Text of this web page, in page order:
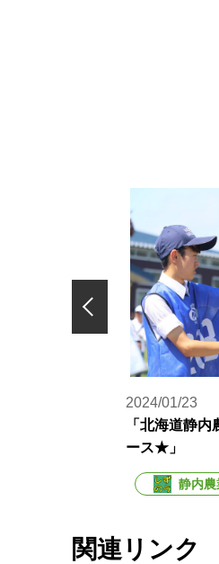
2024/01/23
「北海道静
ース★」
静内
関連リンク